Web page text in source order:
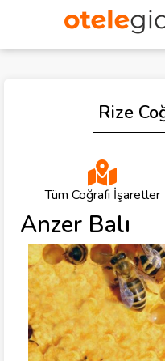
Rize
Tüm Coğrafi İşaretler
Anzer Balı